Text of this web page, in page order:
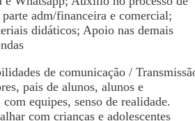
adm/financeira e comercial;
didáticos; Apoio nas demais
de comunicação /
pais de alunos, alunos e
equipes, senso de realidade.
com crianças e adolescentes